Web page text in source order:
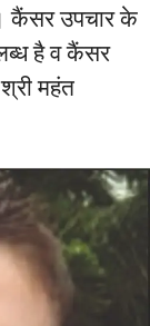
कैंसर उपचार के
है व कैंसर
महंत